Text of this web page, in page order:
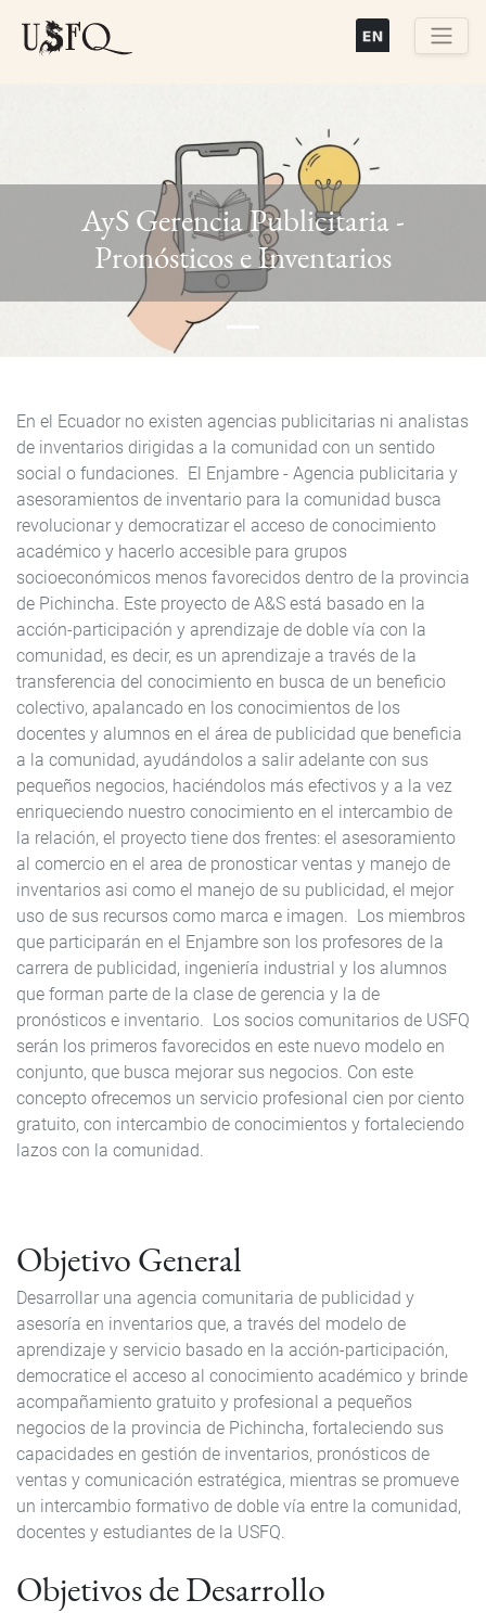
PreviousAyS Gerencia Publicitaria -
Pronósticos e Inventarios
En el Ecuador no existen agencias publicitarias ni analistas
de inventarios dirigidas a la comunidad con un sentido
social o fundaciones. El Enjambre - Agencia publicitaria y
asesoramientos de inventario para la comunidad busca
revolucionar y democratizar el acceso de conocimiento
académico y hacerlo accesible para grupos
socioeconómicos menos favorecidos dentro de la provincia
de Pichincha. Este proyecto de A&S está basado en la
acción-participación y aprendizaje de doble vía con la
comunidad, es decir, es un aprendizaje a través de la
transferencia del conocimiento en busca de un beneficio
colectivo, apalancado en los conocimientos de los
docentes y alumnos en el área de publicidad que beneficia
a la comunidad, ayudándolos a salir adelante con sus
pequeños negocios, haciéndolos más efectivos y a la vez
enriqueciendo nuestro conocimiento en el intercambio de
la relación, el proyecto tiene dos frentes: el asesoramiento
al comercio en el area de pronosticar ventas y manejo de
inventarios asi como el manejo de su publicidad, el mejor
uso de sus recursos como marca e imagen. Los miembros
que participarán en el Enjambre son los profesores de la
carrera de publicidad, ingeniería industrial y los alumnos
que forman parte de la clase de gerencia y la de
pronósticos e inventario. Los socios comunitarios de USFQ
serán los primeros favorecidos en este nuevo modelo en
conjunto, que busca mejorar sus negocios. Con este
concepto ofrecemos un servicio profesional cien por ciento
gratuito, con intercambio de conocimientos y fortaleciendo
lazos con la comunidad.
Objetivo General
Desarrollar una agencia comunitaria de publicidad y
asesoría en inventarios que, a través del modelo de
aprendizaje y servicio basado en la acción-participación,
democratice el acceso al conocimiento académico y brinde
acompañamiento gratuito y profesional a pequeños
negocios de la provincia de Pichincha, fortaleciendo sus
capacidades en gestión de inventarios, pronósticos de
ventas y comunicación estratégica, mientras se promueve
un intercambio formativo de doble vía entre la comunidad,
docentes y estudiantes de la USFQ.
Objetivos de Desarrollo